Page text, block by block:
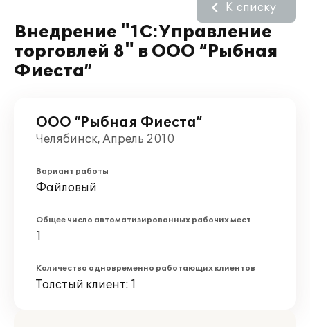
Внедрение "1С:Управление
торговлей 8" в ООО “Рыбная
Фиеста”
К списку
ООО “Рыбная Фиеста”
Челябинск, Апрель 2010
Вариант работы
Файловый
Общее число автоматизированных рабочих мест
1
Количество одновременно работающих клиентов
Толстый клиент: 1